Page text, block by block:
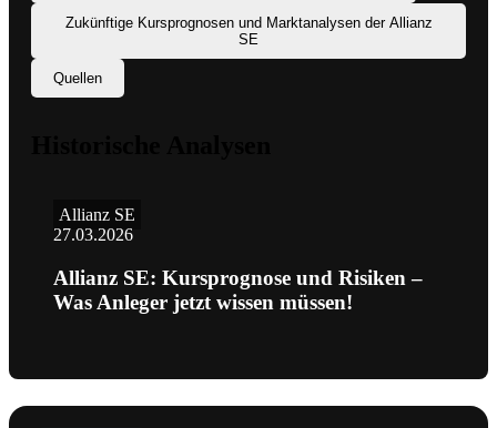
Zukünftige Kursprognosen und Marktanalysen der Allianz
SE
Quellen
Allianz SE
27.03.2026
Allianz SE: Kursprognose und Risiken –
Was Anleger jetzt wissen müssen!